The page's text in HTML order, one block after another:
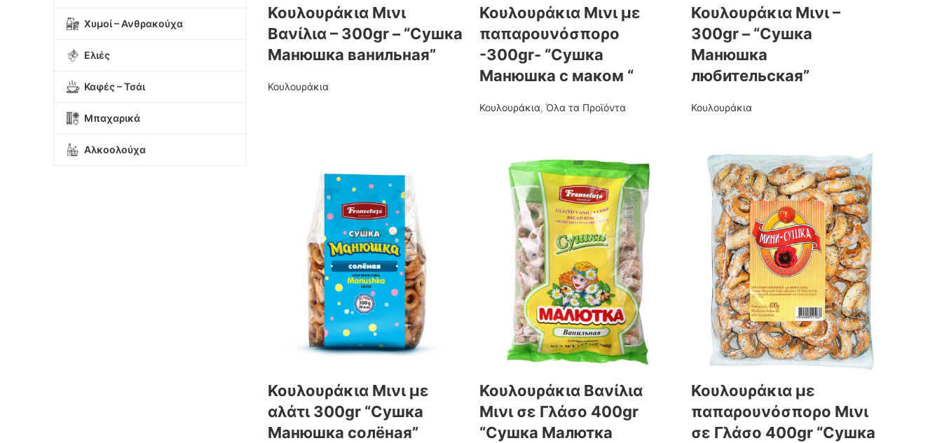
Χυμοί – Ανθρακούχα
Ελιές
Καφές – Τσάι
Μπαχαρικά
Αλκοολούχα
Κουλουράκια Μινι
Βανίλια – 300gr – “Сушка
Манюшка ванильная”
Κουλουράκια
Κουλουράκια Μινι με
παπαρουνόσπορο
-300gr- “Сушка
Манюшка с маком “
Κουλουράκια, Όλα τα Προϊόντα
Κουλουράκια Μινι –
300gr – “Сушка
Манюшка
любительская”
Κουλουράκια
Κουλουράκια Μινι με
αλάτι 300gr “Сушка
Манюшка солёная”
Κουλουράκια Βανίλια
Μινι σε Γλάσο 400gr
“Сушка Малютка
Κουλουράκια με
παπαρουνόσπορο Μινι
σε Γλάσο 400gr “Сушка